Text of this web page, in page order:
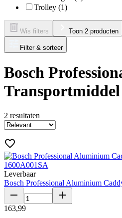
Trolley (1)
Wis filters Toon 2 producten
Filter & sorteer
Bosch
Transportmiddel
2 resultaten
Leverbaar
Bosch Professional Aluminium
163,99